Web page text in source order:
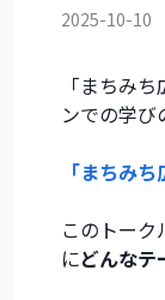
2025-10-10
「まちみ
ンでの学び
「まちみ
このトー
にどんなテ